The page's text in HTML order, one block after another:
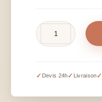
en
XXL
✓ Devis 24h✓ Livraison✓